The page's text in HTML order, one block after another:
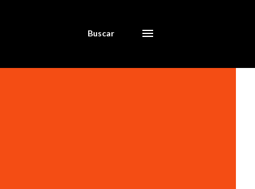
Buscar